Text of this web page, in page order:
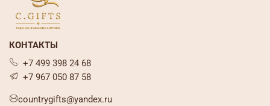
КОНТАКТЫ
+7 499 398 24 68
+7 967 050 87 58
countrygifts@yandex.ru